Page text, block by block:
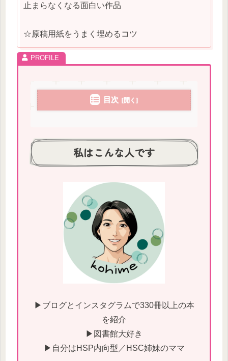
止まらなくなる面白い作品
☆原稿用紙をうまく埋めるコツ
目次
私はこんな人です
▶ブログとインスタグラムで330冊以上の本
を紹介
▶図書館大好き
▶自分はHSP内向型／HSC姉妹のママ